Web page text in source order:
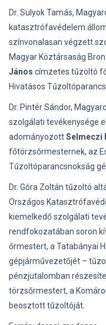
Dr. Sulyok Tamás,
katasztrófavédelem
színvonalasan végzett
Magyar Köztársaság
János címzetes tűzoltó
Hivatásos
Dr. Pintér Sándor,
szolgálati tevékenysége
adományozottSelmeczi
főtörzsőrmesternek, az
Tűzoltóparancsnokság
Dr. Góra Zoltán tűzoltó
Országos
kiemelkedő szolgálati
rendfokozatában soron
őrmestert, a Tatabányai
gépjárművezetőjét –
pénzjutalomban
törzsőrmestert, a
beosztott tűzoltóját.